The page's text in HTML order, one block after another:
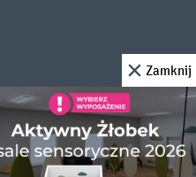
Zamknij